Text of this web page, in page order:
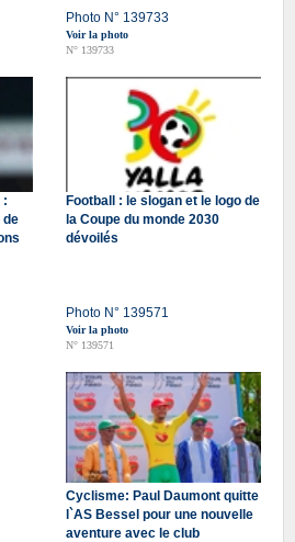
Photo N° 139733
Voir la photo
N° 139733
:
de
Football : le slogan et le logo de
la Coupe du monde 2030
dévoilés
Photo N° 139571
Voir la photo
N° 139571
Cyclisme: Paul Daumont quitte
l`AS Bessel pour une nouvelle
aventure avec le club